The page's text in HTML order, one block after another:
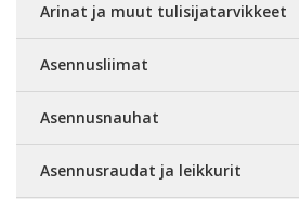
Arinat ja muut tulisijatarvikkeet
Asennusliimat
Asennusnauhat
Asennusraudat ja leikkurit